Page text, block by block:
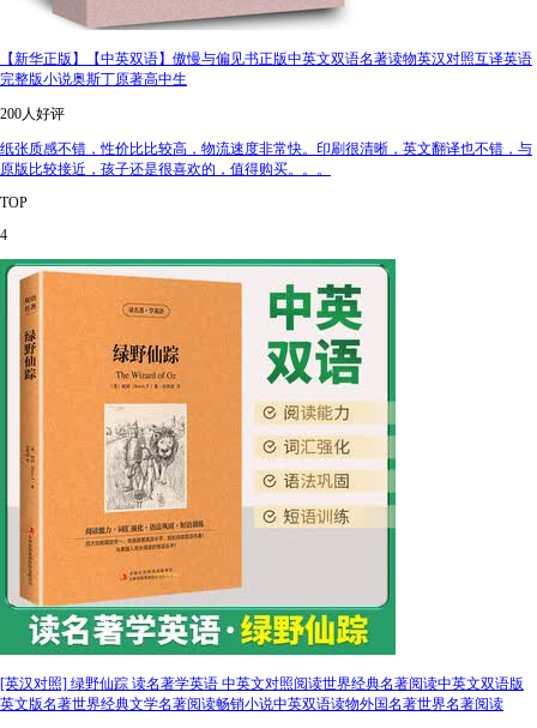
【新华正版】【中英双语】傲慢与偏见书正版中英文双语名著读物英汉对照互译英语
完整版小说奥斯丁原著高中生
200人好评
纸张质感不错，性价比比较高，物流速度非常快。印刷很清晰，英文翻译也不错，与
原版比较接近，孩子还是很喜欢的，值得购买。。。
TOP
4
[英汉对照] 绿野仙踪 读名著学英语 中英文对照阅读世界经典名著阅读中英文双语版
英文版名著世界经典文学名著阅读畅销小说中英双语读物外国名著世界名著阅读